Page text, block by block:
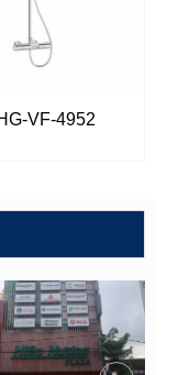
VF-4952